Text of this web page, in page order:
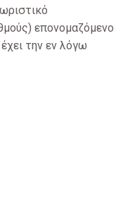
επονομαζόμενο
την εν λόγω